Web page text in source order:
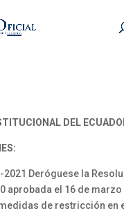
DEL
2021 Deróguese la
aprobada el 16 de
de restricción en